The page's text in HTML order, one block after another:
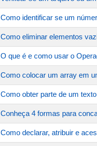
Como identificar se um
Como eliminar elementos
O que é e como usar o
Como colocar um array em
Como obter parte de um
Conheça 4 formas para
Como declarar, atribuir e